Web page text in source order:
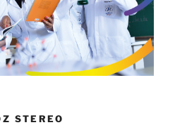
STEREO